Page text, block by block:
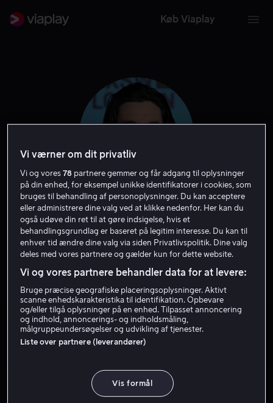
Køb Viaplay
Ben Barnes
Skuespiller
Fra 49 kr
Vi værner om dit privatliv
Vi og vores78 partnere gemmer og får adgang til oplysninger
på din enhed, for eksempel unikke identifikatorer i cookies, som
bruges til behandling af personoplysninger. Du kan acceptere
eller administrere dine valg ved at klikke nedenfor. Her kan du
også udøve din ret til at gøre indsigelse, hvis et
behandlingsgrundlag er baseret på legitim interesse. Du kan til
enhver tid ændre dine valg via siden Privatlivspolitik. Dine valg
deles med vores partnere og gælder kun for dette website.
Vi og vores partnere behandler data for at levere:
Bruge præcise geografiske placeringsoplysninger. Aktivt
scanne enhedskarakteristika til identifikation. Opbevare
og/eller tilgå oplysninger på en enhed. Tilpasset annoncering
og indhold, annoncerings- og indholdsmåling,
målgruppeundersøgelser og udvikling af tjenester.
Liste over partnere (leverandører)
Vis formål